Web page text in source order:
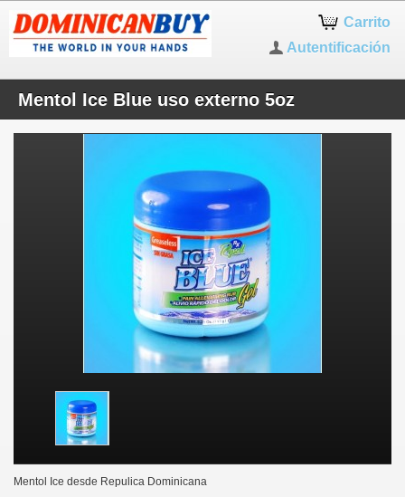
Carrito
Autentificación
Mentol Ice Blue uso externo 5oz
Mentol Ice desde Repulica Dominicana